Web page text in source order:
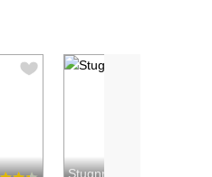
Stugnr: 14409